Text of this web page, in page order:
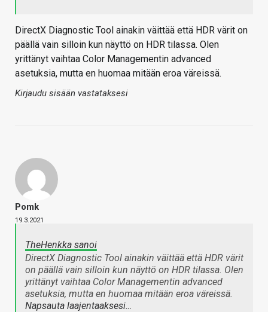
DirectX Diagnostic Tool ainakin väittää että HDR värit on
päällä vain silloin kun näyttö on HDR tilassa. Olen
yrittänyt vaihtaa Color Managementin advanced
asetuksia, mutta en huomaa mitään eroa väreissä.
Kirjaudu sisään vastataksesi
Pomk
19.3.2021
TheHenkka sanoi
DirectX Diagnostic Tool ainakin väittää että HDR värit
on päällä vain silloin kun näyttö on HDR tilassa. Olen
yrittänyt vaihtaa Color Managementin advanced
asetuksia, mutta en huomaa mitään eroa väreissä.
Napsauta laajentaaksesi…